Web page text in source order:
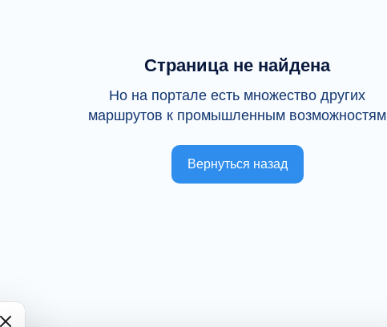
Страница не найдена
Но на портале есть множество других
маршрутов к промышленным возможностям
Вернуться назад